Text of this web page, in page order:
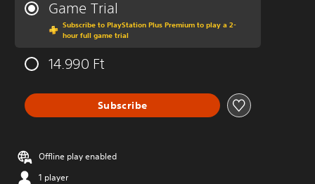
Game Trial
Subscribe to PlayStation Plus Premium to play a 2-
hour full game trial
14.990 Ft
Subscribe
Offline play enabled
1 player